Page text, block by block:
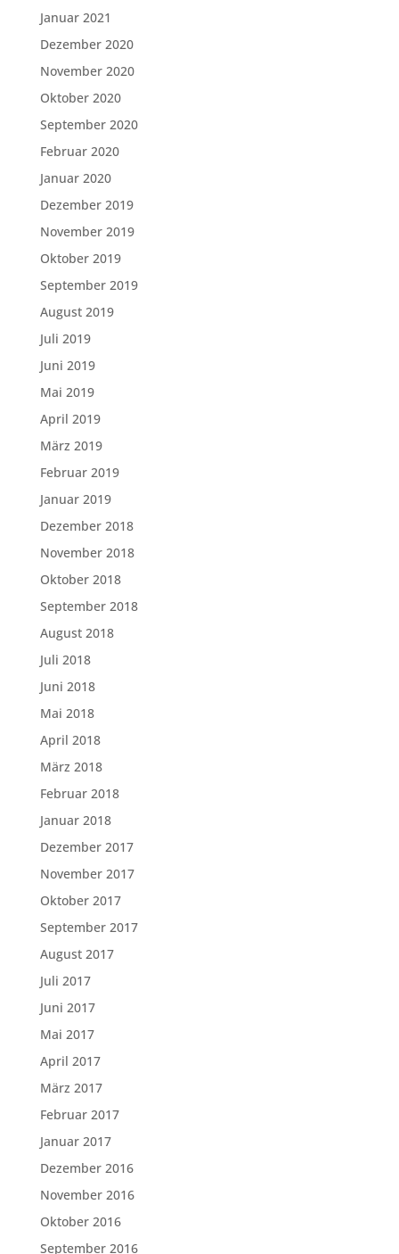
Januar 2021
Dezember 2020
November 2020
Oktober 2020
September 2020
Februar 2020
Januar 2020
Dezember 2019
November 2019
Oktober 2019
September 2019
August 2019
Juli 2019
Juni 2019
Mai 2019
April 2019
März 2019
Februar 2019
Januar 2019
Dezember 2018
November 2018
Oktober 2018
September 2018
August 2018
Juli 2018
Juni 2018
Mai 2018
April 2018
März 2018
Februar 2018
Januar 2018
Dezember 2017
November 2017
Oktober 2017
September 2017
August 2017
Juli 2017
Juni 2017
Mai 2017
April 2017
März 2017
Februar 2017
Januar 2017
Dezember 2016
November 2016
Oktober 2016
September 2016